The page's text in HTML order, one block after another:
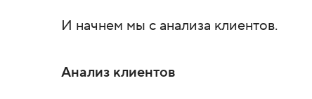
И начнем мы с анализа клиентов.
Анализ клиентов